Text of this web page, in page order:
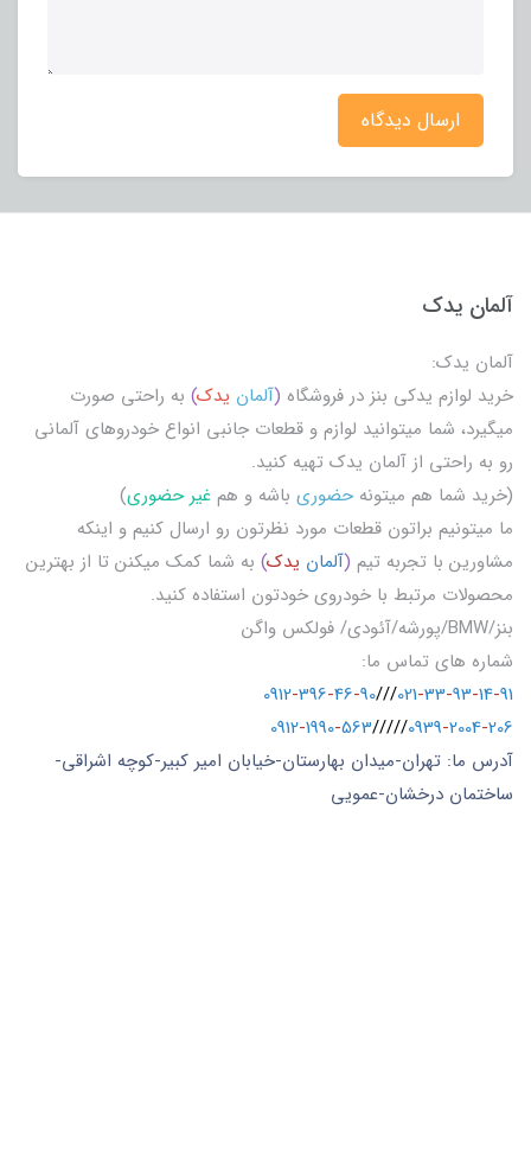
ارسال دیدگاه
آلمان یدک
آلمان یدک:
خرید لوازم یدکی بنز در فروشگاه (آلمان یدک) به راحتی صورت
میگیرد، شما میتوانید لوازم و قطعات جانبی انواع خودروهای آلمانی
رو به راحتی از آلمان یدک تهیه کنید.
(خرید شما هم میتونه حضوری باشه و هم غیر حضوری)
ما میتونیم براتون قطعات مورد نظرتون رو ارسال کنیم و اینکه
مشاورین با تجربه تیم (آلمان یدک) به شما کمک میکنن تا از بهترین
محصولات مرتبط با خودروی خودتون استفاده کنید.
بنز/BMW/پورشه/آئودی/ فولکس واگن
شماره های تماس ما:
021-33-93-14-91
///
0912-396-46-90
0939-2004-206
/////
0912-1990-563
آدرس ما: تهران-میدان بهارستان-خیابان امیر کبیر-کوچه اشراقی-
ساختمان درخشان-عمویی